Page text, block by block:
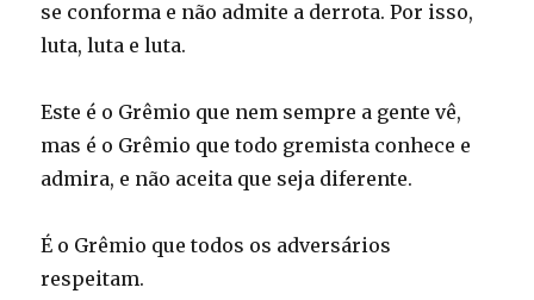
se conforma e não admite a derrota. Por isso,
luta, luta e luta.
Este é o Grêmio que nem sempre a gente vê,
mas é o Grêmio que todo gremista conhece e
admira, e não aceita que seja diferente.
É o Grêmio que todos os adversários
respeitam.